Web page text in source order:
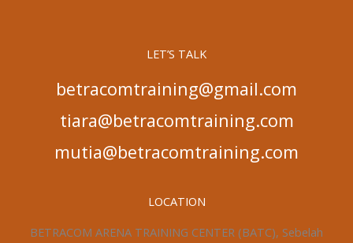
LET’S TALK
betracomtraining@gmail.com
tiara@betracomtraining.com
mutia@betracomtraining.com
LOCATION
BETRACOM ARENA TRAINING CENTER (BATC), Sebelah